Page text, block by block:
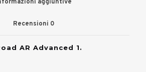
aggiuntive
Recensioni 0
AR Advanced 1.